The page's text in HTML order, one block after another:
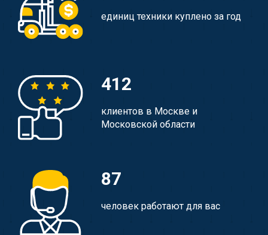
единиц техники куплено за год
412
клиентов в Москве и
Московской области
87
человек работают для вас